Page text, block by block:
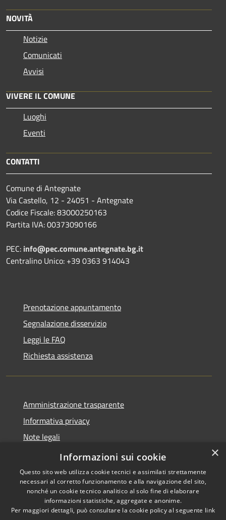
NOVITÀ
Notizie
Comunicati
Avvisi
VIVERE IL COMUNE
Luoghi
Eventi
CONTATTI
Comune di Antegnate
Via Castello, 12 - 24051 - Antegnate
Codice Fiscale: 83000250163
Partita IVA: 00373090166
PEC: info@pec.comune.antegnate.bg.it
Centralino Unico: +39 0363 914043
Prenotazione appuntamento
Segnalazione disservizio
Leggi le FAQ
Richiesta assistenza
Amministrazione trasparente
Informativa privacy
Note legali
Dichiarazione di accessibilità
Accessibilità
Copyright © 2026 • Comune di
Antegnate • Powered by
×
Informazioni sui cookie
Questo sito web utilizza cookie tecnici e assimilati strettamente
necessari al corretto funzionamento e alla navigazione del sito,
nonché un cookie tecnico analitico al solo fine di elaborare
informazioni statistiche, aggregate e anonime.
Per maggiori dettagli, può consultare la cookie policy al seguente link